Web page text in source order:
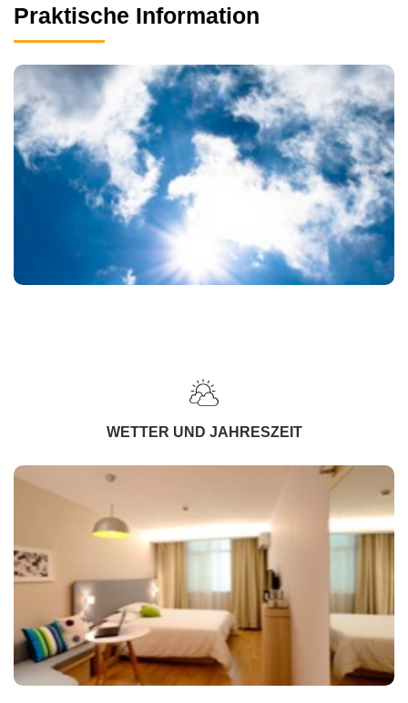
Praktische Information
WETTER UND JAHRESZEIT